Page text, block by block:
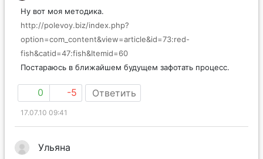
Ну вот моя методика.
http://polevoy.biz/index.php?
option=com_content&view=article&id=73:red-
fish&catid=47:fish&Itemid=60
Постараюсь в ближайшем будущем зафотать процесс.
0 -5 Ответить
17.07.10 09:41
Ульяна